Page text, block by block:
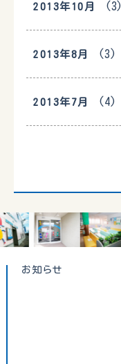
2013年10月 (3)
2013年8月 (3)
2013年7月 (4)
お知らせ